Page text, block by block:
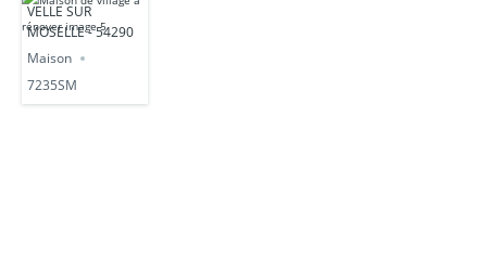
VELLE SUR
MOSELLE - 54290
Maison
7235SM